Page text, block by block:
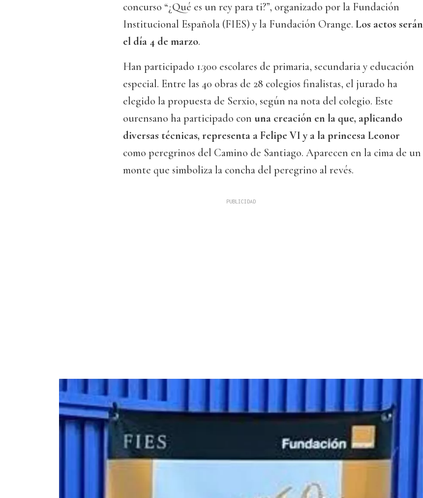
concurso “¿Qué es un rey para ti?”, organizado por la Fundación
Institucional Española (FIES) y la Fundación Orange. Los actos serán
el día 4 de marzo.
Han participado 1.300 escolares de primaria, secundaria y educación
especial. Entre las 40 obras de 28 colegios finalistas, el jurado ha
elegido la propuesta de Serxio, según na nota del colegio. Este
ourensano ha participado con una creación en la que, aplicando
diversas técnicas, representa a Felipe VI y a la princesa Leonor
como peregrinos del Camino de Santiago. Aparecen en la cima de un
monte que simboliza la concha del peregrino al revés.